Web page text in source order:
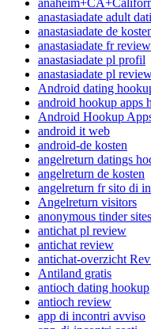
anastasiadate adult
anastasiadate de
anastasiadate fr review
anastasiadate pl profil
anastasiadate pl
Android dating
android hookup apps
Android Hookup
android it web
android-de kosten
angelreturn datings
angelreturn de kosten
angelreturn fr sito di
Angelreturn visitors
anonymous tinder sites
antichat pl review
antichat review
antichat-overzicht
Antiland gratis
antioch dating hookup
antioch review
app di incontri avviso